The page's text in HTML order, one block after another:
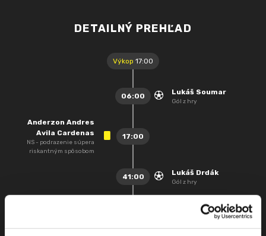
DETAILNÝ PREHĽAD
Výkop 17:00
06:00
Lukáš Soumar
Gól z hry
17:00
Anderzon Andres
Avila Cardenas
NS - podrazenie súpera
riskantným spôsobom
41:00
Lukáš Drdák
Gól z hry